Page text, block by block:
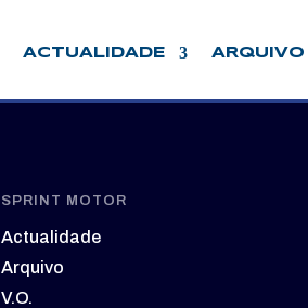
ACTUALIDADE ARQUIVO
SPRINT MOTOR
Actualidade
Arquivo
V.O.